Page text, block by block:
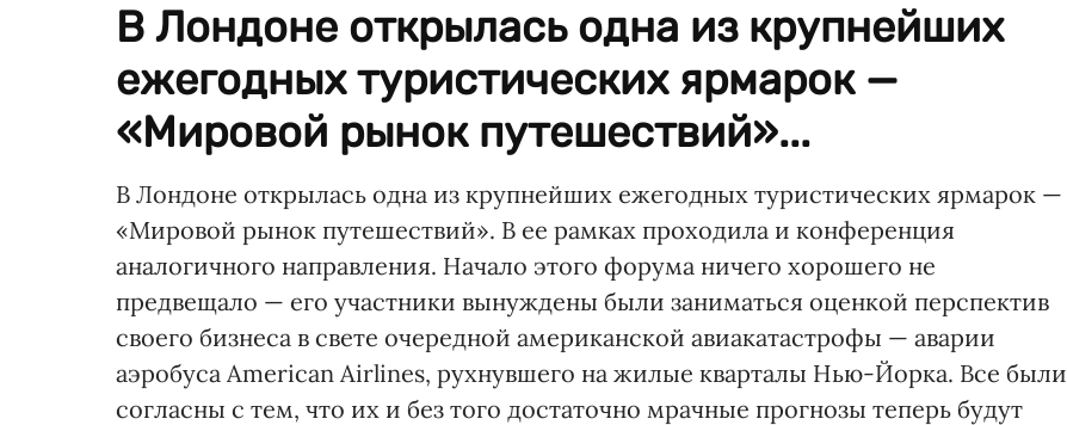
В Лондоне открылась одна из крупнейших
ежегодных туристических ярмарок —
«Мировой рынок путешествий»...
В Лондоне открылась одна из крупнейших ежегодных туристических ярмарок —
«Мировой рынок путешествий». В ее рамках проходила и конференция
аналогичного направления. Начало этого форума ничего хорошего не
предвещало — его участники вынуждены были заниматься оценкой перспектив
своего бизнеса в свете очередной американской авиакатастрофы — аварии
аэробуса American Airlines, рухнувшего на жилые кварталы Нью-Йорка. Все были
согласны с тем, что их и без того достаточно мрачные прогнозы теперь будут